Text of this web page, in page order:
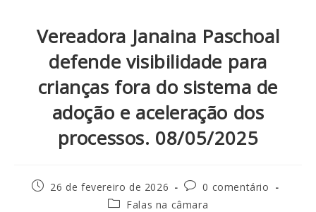
Vereadora Janaina Paschoal
defende visibilidade para
crianças fora do sistema de
adoção e aceleração dos
processos. 08/05/2025
26 de fevereiro de 2026
0 comentário
Falas na câmara